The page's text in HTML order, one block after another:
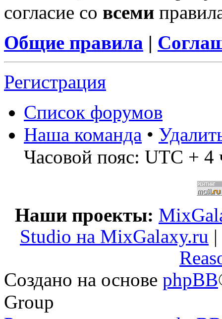
согласие со всеми
Общие правила |
Регистрация
Список форумов
Наша команда •
Часовой пояс: UTC + 4
Наши проекты:
Studio на MixGalaxy.ru |
Создано на основе phpBB
Group